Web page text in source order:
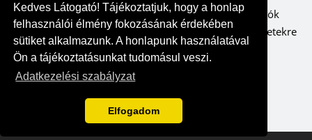
Kedves Látogató! Tájékoztatjuk, hogy a honlap
felhasználói élmény fokozásának érdekében
sütiket alkalmazunk. A honlapunk használatával
Ön a tájékoztatásunkat tudomásul veszi.
Adatkezelési szabályzat
Elfogadom
A falak meghatározzák az enteriőrt, ezáltal pedig a lakók
hangulatát is. Fontos ezért, hogy odafigyeljünk a részletekre
– szerencsére költség- és időhatékonyan is ki lehet...